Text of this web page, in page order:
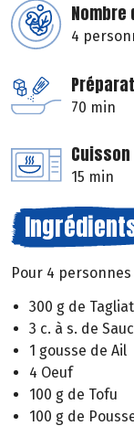
4
70 min
Cuisson
15 min
Pour 4 personnes
300 g de
3 c. à s. de
1 gousse de Ail
4 Oeuf
100 g de Tofu
100 g de